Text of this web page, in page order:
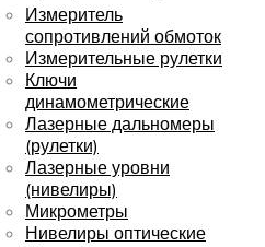
Измеритель
сопротивлений обмоток
Измерительные рулетки
Ключи
динамометрические
Лазерные дальномеры
(рулетки)
Лазерные уровни
(нивелиры)
Микрометры
Нивелиры оптические